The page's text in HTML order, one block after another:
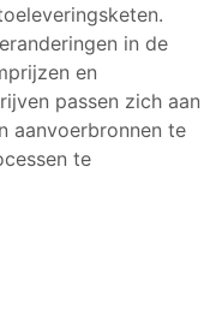
in de
en
passen zich aan
aanvoerbronnen te
te